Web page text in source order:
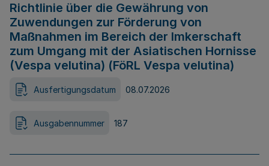
Richtlinie über die Gewährung von
Zuwendungen zur Förderung von
Maßnahmen im Bereich der Imkerschaft
zum Umgang mit der Asiatischen Hornisse
(Vespa velutina) (FöRL Vespa velutina)
Ausfertigungsdatum 08.07.2026
Ausgabennummer 187